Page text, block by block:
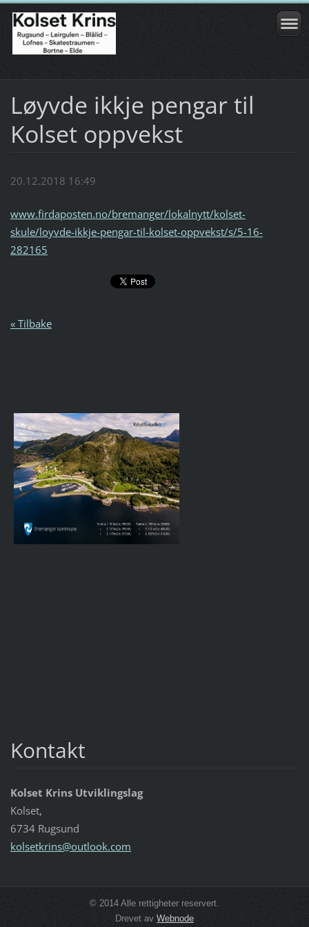
Løyvde ikkje pengar til
Kolset oppvekst
20.12.2018 16:49
www.firdaposten.no/bremanger/lokalnytt/kolset-
skule/loyvde-ikkje-pengar-til-kolset-oppvekst/s/5-16-
282165
« Tilbake
Kontakt
Kolset Krins Utviklingslag
Kolset,
6734 Rugsund
kolsetkrins@outlook.com
© 2014 Alle rettigheter reservert.
Drevet av Webnode